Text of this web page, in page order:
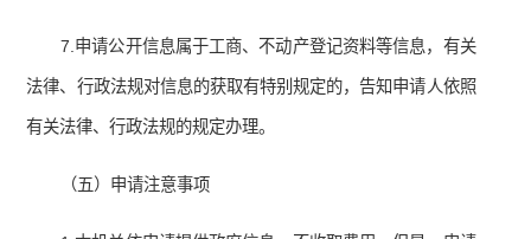
7.申请公开信息属于工商、不动产登记资料等信息，有关
法律、行政法规对信息的获取有特别规定的，告知申请人依照
有关法律、行政法规的规定办理。
（五）申请注意事项